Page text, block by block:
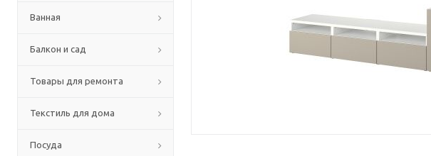
Ванная
Балкон и сад
Товары для ремонта
Текстиль для дома
Посуда